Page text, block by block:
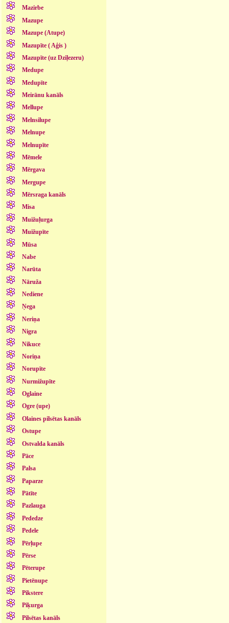
Mazirbe
Mazupe
Mazupe (Atupe)
Mazupīte ( Aģis )
Mazupīte (uz Dziļezeru)
Medupe
Medupīte
Meirānu kanāls
Mellupe
Melnsilupe
Melnupe
Melnupīte
Mēmele
Mērgava
Mergupe
Mērsraga kanāls
Misa
Muižuļurga
Muižupīte
Mūsa
Nabe
Narūta
Nāruža
Nediene
Ņega
Neriņa
Nigra
Nikuce
Noriņa
Norupīte
Nurmižupīte
Oglaine
Ogre (upe)
Olaines pilsētas kanāls
Ostupe
Ostvalda kanāls
Pāce
Palsa
Paparze
Pātīte
Pazlauga
Pededze
Pedele
Pērļupe
Pērse
Pēterupe
Pietēnupe
Pikstere
Piķurga
Pilsētas kanāls